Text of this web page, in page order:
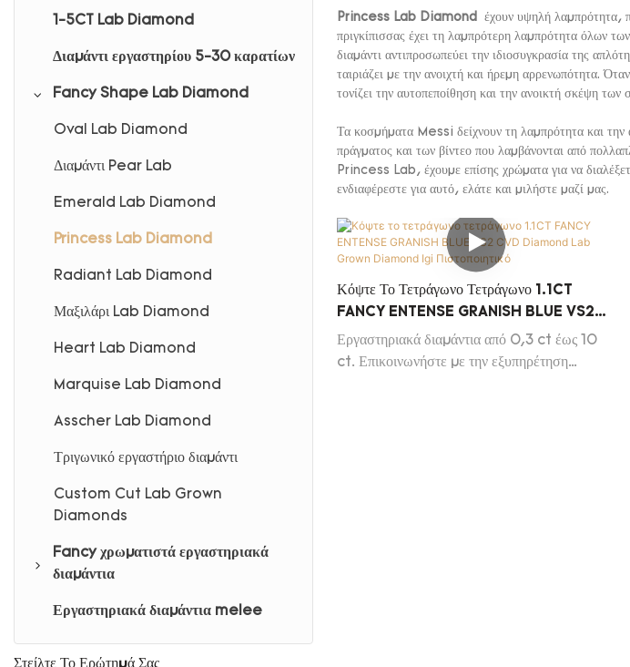
1-5CT Lab Diamond
Διαμάντι εργαστηρίου 5-30 καρατίων
Fancy Shape Lab Diamond
Oval Lab Diamond
Διαμάντι Pear Lab
Emerald Lab Diamond
Princess Lab Diamond
Radiant Lab Diamond
Μαξιλάρι Lab Diamond
Heart Lab Diamond
Marquise Lab Diamond
Asscher Lab Diamond
Τριγωνικό εργαστήριο διαμάντι
Custom Cut Lab Grown
Diamonds
Fancy χρωματιστά εργαστηριακά
διαμάντια
Pink Lab Diamond
Blue Lab Diamond
Εργαστηριακά διαμάντια melee
Princess Lab Diamond έχουν υψηλή λαμπρότητα,
πριγκίπισσας έχει τη λαμπρότερη λαμπρότητα όλων
διαμάντι αντιπροσωπεύει την ιδιοσυγκρασία της
ταιριάζει με την ανοιχτή και ήρεμη αρρενωπότητα.
τονίζει την αυτοπεποίθηση και την ανοικτή σκέψη
Τα κοσμήματα Messi δείχνουν τη λαμπρότητα και την
πράγματος και των βίντεο που λαμβάνονται από
Princess Lab, έχουμε επίσης χρώματα για να
ενδιαφέρεστε για αυτό, ελάτε και μιλήστε μαζί μας.
Κόψτε Το Τετράγωνο Τετράγωνο 1.1CT
FANCY ENTENSE GRANISH BLUE VS2
CVD Diamond Lab Grown Diamond Igi
Πιστοποιητικό
Εργαστηριακά διαμάντια από 0,3 ct έως 10
ct. Επικοινωνήστε με την εξυπηρέτηση